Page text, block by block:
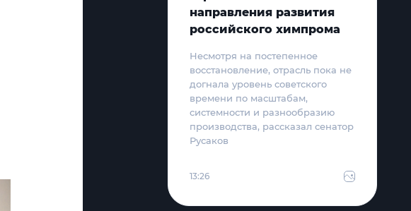
направления развития
российского химпрома
Несмотря на постепенное
восстановление, отрасль пока не
догнала уровень советского
времени по масштабам,
системности и разнообразию
производства, рассказал сенатор
Русаков
13:26